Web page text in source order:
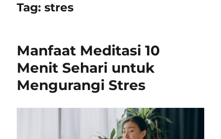
Tag:stres
Manfaat Meditasi 10
Menit Sehari untuk
Mengurangi Stres